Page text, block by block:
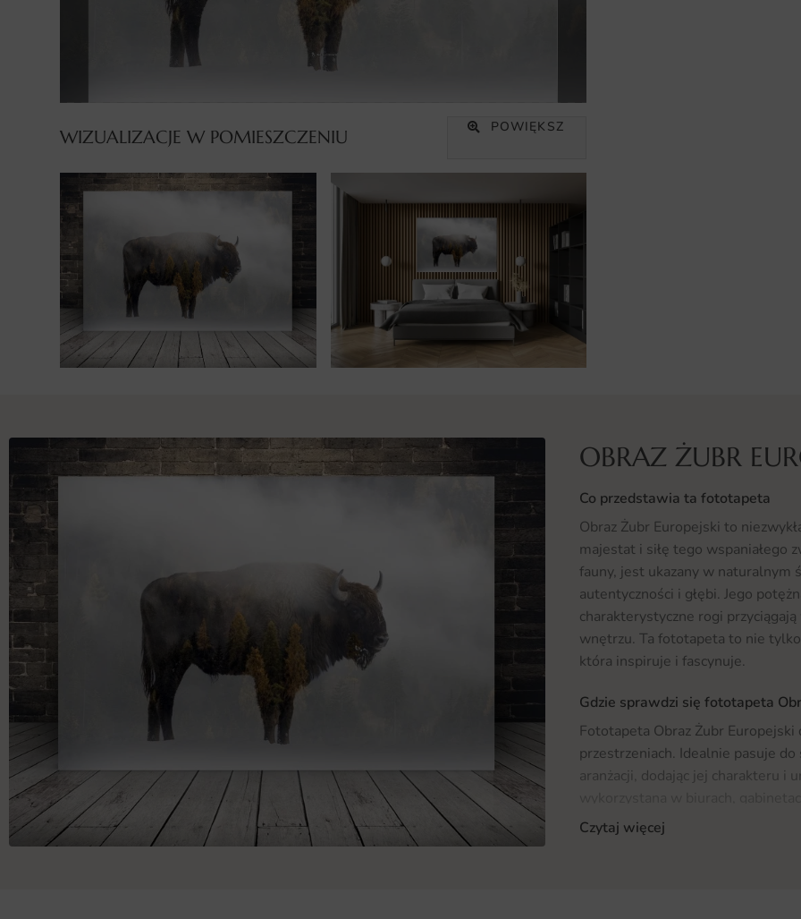
WIZUALIZACJE W POMIESZCZENIU POWIĘKSZ
OBRAZ ŻUBR
Co przedstawia ta fototapeta
Obraz Żubr Europejski to
majestat i siłę tego wspaniałego
fauny, jest ukazany w naturalnym
autentyczności i głębi. Jego
charakterystyczne rogi
wnętrzu. Ta fototapeta to nie
która inspiruje i fascynuje.
Gdzie sprawdzi się fototapeta
Fototapeta Obraz Żubr
przestrzeniach. Idealnie pasuje
aranżacji, dodając jej charakteru i
pewnością przyciągnie uwagę
Czytaj więcej